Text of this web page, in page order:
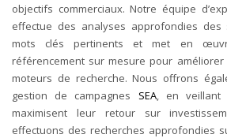
objectifs commerciaux. Notre équipe
effectue des analyses approfondies
mots clés pertinents et met en
référencement sur mesure pour
moteurs de recherche.Nous offrons
gestion de campagnes SEA, en veillant
maximisent leur retour sur
effectuons des recherches approfondies